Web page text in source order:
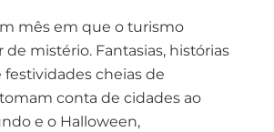
mês em que o turismo
mistério. Fantasias, histórias
festividades cheias de
conta de cidades ao
e o Halloween,